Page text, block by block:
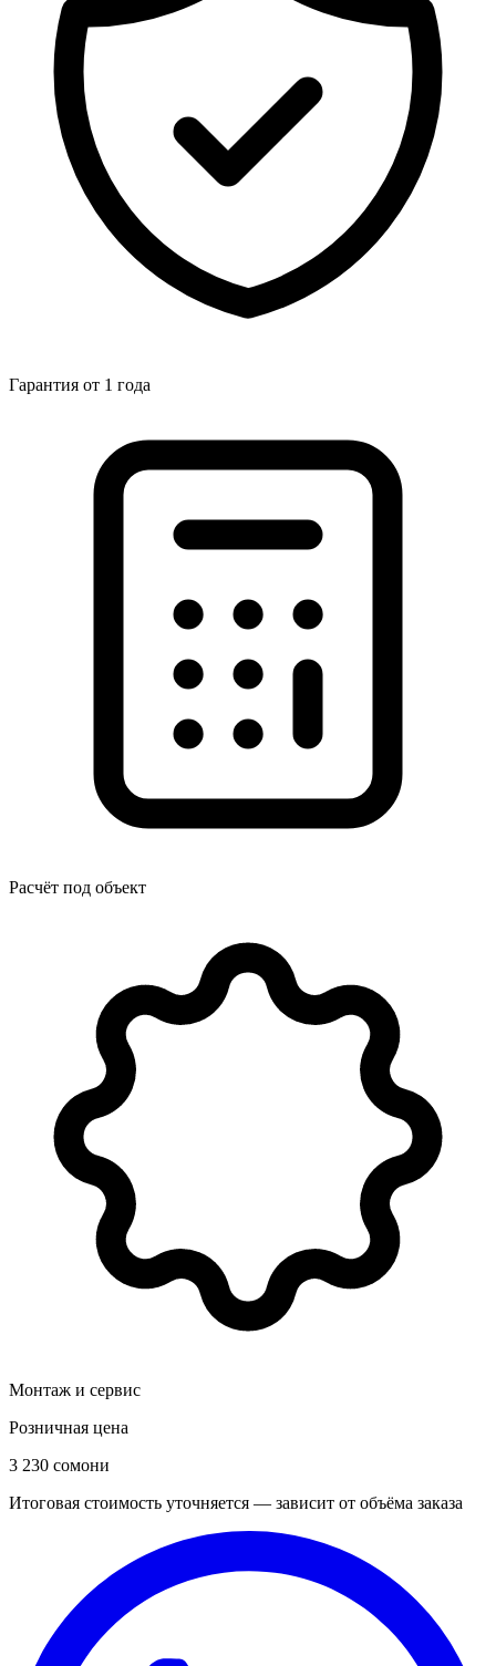
Гарантия от 1 года
Расчёт под объект
Монтаж и сервис
Розничная цена
3 230 сомони
Итоговая стоимость уточняется — зависит от объёма заказа